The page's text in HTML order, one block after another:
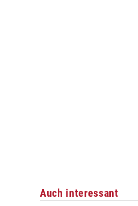
Auch interessant